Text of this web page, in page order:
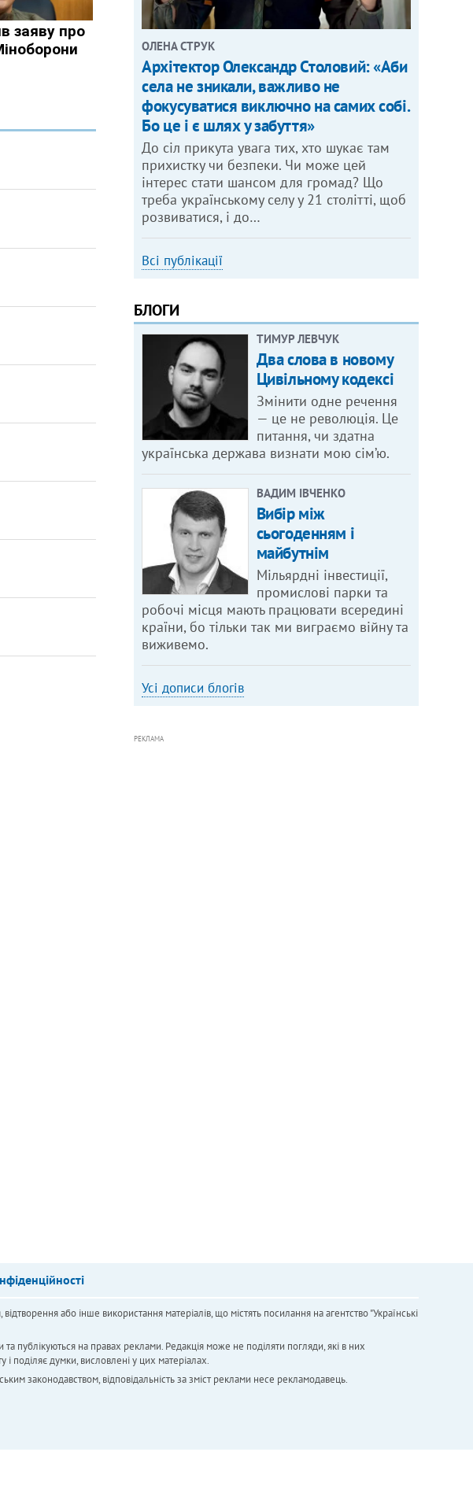
ОЛЕНА СТРУК
Архітектор Олександр Столовий: «Аби
села не зникали, важливо не
фокусуватися виключно на самих собі.
Бо це і є шлях у забуття»
До сіл прикута увага тих, хто шукає там
прихистку чи безпеки. Чи може цей
інтерес стати шансом для громад? Що
треба українському селу у 21 столітті, щоб
розвиватися, і до…
Всі публікації
БЛОГИ
ТИМУР ЛЕВЧУК
Два слова в новому
Цивільному кодексі
Змінити одне речення
— це не революція. Це
питання, чи здатна
українська держава визнати мою сім’ю.
ВАДИМ ІВЧЕНКО
Вибір між
сьогоденням і
майбутнім
Мільярдні інвестиції,
промислові парки та
робочі місця мають працювати всередині
країни, бо тільки так ми виграємо війну та
виживемо.
Усі дописи блогів
РЕКЛАМА
або інше використання матеріалів, що містять посилання на агентство "Українськi
публікуються на правах реклами. Редакція може не поділяти погляди, які в них
поділяє думки, висловлені у цих матеріалах.
законодавством, відповідальність за зміст реклами несе рекламодавець.